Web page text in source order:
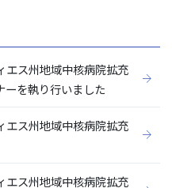
エス州地域中核病院拡充
ーを執り行いました
エス州地域中核病院拡充
エス州地域中核病院拡充